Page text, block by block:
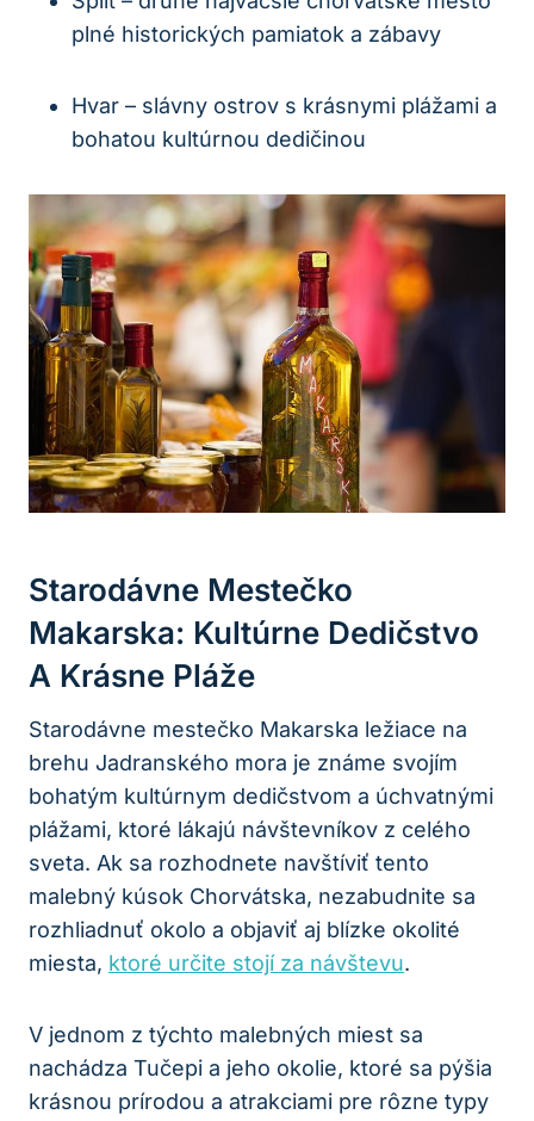
plné historických pamiatok a zábavy
Hvar – slávny ostrov s krásnymi plážami a
bohatou kultúrnou dedičinou
Starodávne Mestečko
Makarska: Kultúrne Dedičstvo
A Krásne Pláže
Starodávne mestečko Makarska ležiace na
brehu Jadranského mora je známe svojím
bohatým kultúrnym dedičstvom a úchvatnými
plážami, ktoré lákajú návštevníkov z celého
sveta. Ak sa rozhodnete navštíviť tento
malebný kúsok Chorvátska, nezabudnite sa
rozhliadnuť okolo a objaviť aj blízke okolité
miesta, ktoré určite stojí za návštevu.
V jednom z týchto malebných miest sa
nachádza Tučepi a jeho okolie, ktoré sa pýšia
krásnou prírodou a atrakciami pre rôzne typy